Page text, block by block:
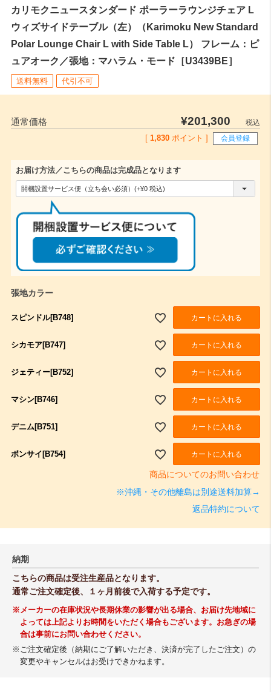
カリモクニュースタンダード ポーラーラウンジチェア L
ウィズサイドテーブル（左）（Karimoku New Standard
Polar Lounge Chair L with Side Table L） フレーム：ピ
ュアオーク／張地：マハラム・モード［U3439BE］
送料無料 代引不可
通常価格 ¥201,300
税込
[ 1,830 ポイント ] 会員登録
お届け方法／こちらの商品は完成品となります
張地カラー
スピンドル[B748] カートに入れる
シカモア[B747] カートに入れる
ジェティー[B752] カートに入れる
マシン[B746] カートに入れる
デニム[B751] カートに入れる
ボンサイ[B754] カートに入れる
商品についてのお問い合わせ
※沖縄・その他離島は別途送料加算→
返品特約について
納期
こちらの商品は受注生産品となります。
通常ご注文確定後、１ヶ月前後で入荷する予定です。
※メーカーの在庫状況や長期休業の影響が出る場合、お届け先地域に
よっては上記よりお時間をいただく場合もございます。お急ぎの場
合は事前にお問い合わせください。
※ご注文確定後（納期にご了解いただき、決済が完了したご注文）の
変更やキャンセルはお受けできかねます。